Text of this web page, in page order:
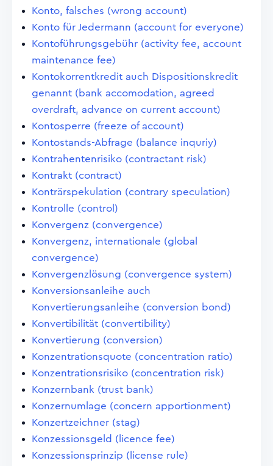
Konto, falsches (wrong account)
Konto für Jedermann (account for everyone)
Kontoführungsgebühr (activity fee, account
maintenance fee)
Kontokorrentkredit auch Dispositionskredit
genannt (bank accomodation, agreed
overdraft, advance on current account)
Kontosperre (freeze of account)
Kontostands-Abfrage (balance inquriy)
Kontrahentenrisiko (contractant risk)
Kontrakt (contract)
Konträrspekulation (contrary speculation)
Kontrolle (control)
Konvergenz (convergence)
Konvergenz, internationale (global
convergence)
Konvergenzlösung (convergence system)
Konversionsanleihe auch
Konvertierungsanleihe (conversion bond)
Konvertibilität (convertibility)
Konvertierung (conversion)
Konzentrationsquote (concentration ratio)
Konzentrationsrisiko (concentration risk)
Konzernbank (trust bank)
Konzernumlage (concern apportionment)
Konzertzeichner (stag)
Konzessionsgeld (licence fee)
Konzessionsprinzip (license rule)